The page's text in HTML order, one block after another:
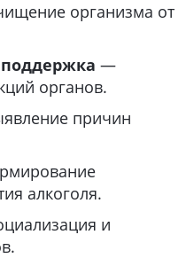
организма от
—
органов.
причин
алкоголя.
и